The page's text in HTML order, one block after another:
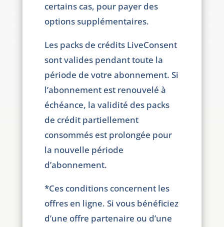
certains cas, pour payer des
options supplémentaires.
Les packs de crédits LiveConsent
sont valides pendant toute la
période de votre abonnement. Si
l’abonnement est renouvelé à
échéance, la validité des packs
de crédit partiellement
consommés est prolongée pour
la nouvelle période
d’abonnement.
*Ces conditions concernent les
offres en ligne. Si vous bénéficiez
d’une offre partenaire ou d’une